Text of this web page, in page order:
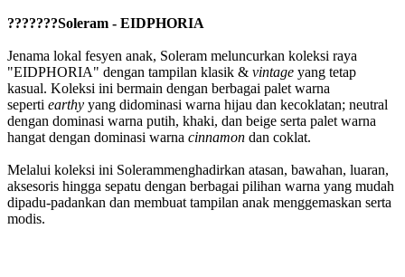
???????Soleram - EIDPHORIA
Jenama lokal fesyen anak, Soleram meluncurkan koleksi raya
"EIDPHORIA" dengan tampilan klasik & vintage yang tetap
kasual. Koleksi ini bermain dengan berbagai palet warna
seperti earthy yang didominasi warna hijau dan kecoklatan; neutral
dengan dominasi warna putih, khaki, dan beige serta palet warna
hangat dengan dominasi warna cinnamon dan coklat.
Melalui koleksi ini Solerammenghadirkan atasan, bawahan, luaran,
aksesoris hingga sepatu dengan berbagai pilihan warna yang mudah
dipadu-padankan dan membuat tampilan anak menggemaskan serta
modis.